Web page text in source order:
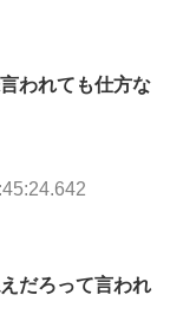
われても仕方な
だろって言われ